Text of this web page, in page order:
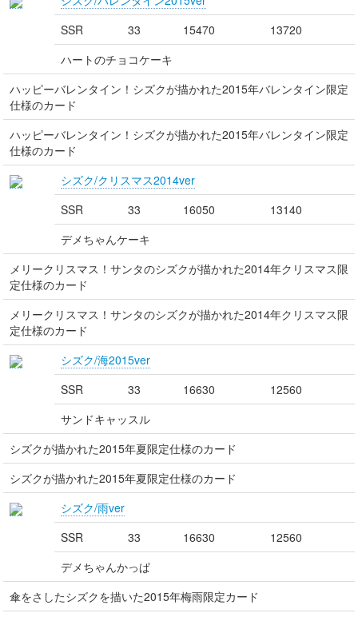
SSR
33 15470
13720
ハートのチョコケーキ
ハッピーバレンタイン！シズクが描かれた2015年バレンタイン限定
仕様のカード
ハッピーバレンタイン！シズクが描かれた2015年バレンタイン限定
仕様のカード
シズク/クリスマス2014ver
SSR
33 16050
13140
デメちゃんケーキ
メリークリスマス！サンタのシズクが描かれた2014年クリスマス限
定仕様のカード
メリークリスマス！サンタのシズクが描かれた2014年クリスマス限
定仕様のカード
シズク/海2015ver
SSR
33 16630
12560
サンドキャッスル
シズクが描かれた2015年夏限定仕様のカード
シズクが描かれた2015年夏限定仕様のカード
シズク/雨ver
SSR
33 16630
12560
デメちゃんかっぱ
傘をさしたシズクを描いた2015年梅雨限定カード